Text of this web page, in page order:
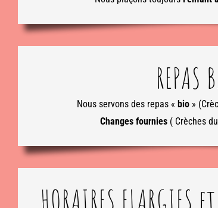
REPAS
Nous servons des repas « bio»
Changes fournies ( Crèches
HORAIRES ELARGIES